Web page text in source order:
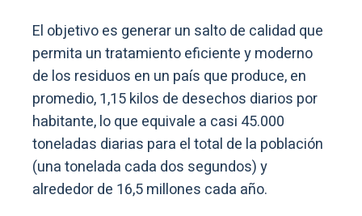
El objetivo es generar un salto de calidad que
permita un tratamiento eficiente y moderno
de los residuos en un país que produce, en
promedio, 1,15 kilos de desechos diarios por
habitante, lo que equivale a casi 45.000
toneladas diarias para el total de la población
(una tonelada cada dos segundos) y
alrededor de 16,5 millones cada año.